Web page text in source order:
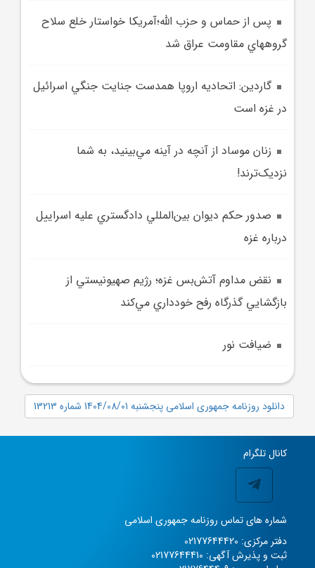
پس از حماس و حزب الله؛آمريکا خواستار خلع سلاح
گروههاي مقاومت عراق شد
گاردين: اتحاديه اروپا همدست جنايت جنگي اسرائيل
در غزه است
زنان موساد از آنچه در آينه مي‌بينيد، به شما
نزديک‌ترند!
صدور حکم ديوان بين‌المللي دادگستري عليه اسراييل
درباره غزه
نقض مداوم آتش‌بس غزه؛ رژيم صهيونيستي از
بازگشايي گذرگاه رفح خودداري مي‌کند
ضيافت نور
دانلود روزنامه جمهوری اسلامی پنجشنبه 1404/08/01 شماره 13213
کانال تلگرام
شماره های تماس روزنامه جمهوری اسلامی
دفتر مرکزی: 02177644420
ثبت و پذیرش آگهی: 02177644410